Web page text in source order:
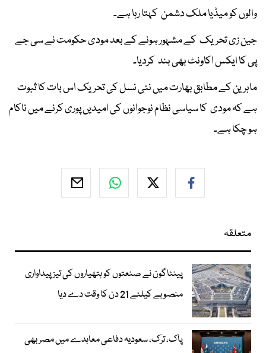
والوں کو میڈیا ملک دشمن کہتا رہا ہے۔
جین زی تحریک کے مشہور ہونے کے بعد مودی حکومت نے سی جے
پی کا ایکس اکاونٹ بھی بند کردیا۔
ماہرین کے مطابق بھارت میں نئی نسل کی تحریک اس بات کا ثبوت
ہے کہ مودی کا سیاسی نظام نوجوانوں کی امیدیں پوری کرنے میں ناکام
ہو چکا ہے۔
متعلقہ
پینٹاگون نے صنعتوں کو ہتھیاروں کی تیز پیداواری
منصوبے کیلئے 21 دن کا وقت دے دیا
پاک، ترک، سعودیہ دفاعی معاہدے میں مصر بھی